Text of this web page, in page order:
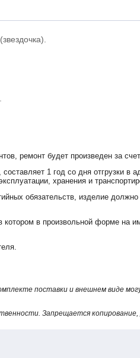
ремонт будет произведен за
1 год со дня отгрузки в
хранения и
обязательств, изделие
в произвольной форме
поставки и внешнем виде
Запрещается